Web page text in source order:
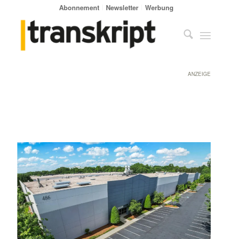
Abonnement Newsletter Werbung
ANZEIGE